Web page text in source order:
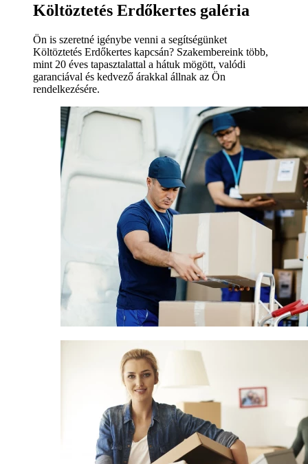
Költöztetés Erdőkertes galéria
Ön is szeretné igénybe venni a segítségünket
Költöztetés Erdőkertes kapcsán? Szakembereink több,
mint 20 éves tapasztalattal a hátuk mögött, valódi
garanciával és kedvező árakkal állnak az Ön
rendelkezésére.